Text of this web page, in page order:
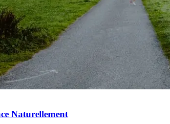
Naturellement